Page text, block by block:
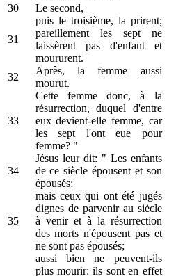
30
Le second,
31
puis le troisième, la prirent;
pareillement les sept ne
laissèrent pas d'enfant et
moururent.
32
Après, la femme aussi
mourut.
33
Cette femme donc, à la
résurrection, duquel d'entre
eux devient-elle femme, car
les sept l'ont eue pour
femme? "
34
Jésus leur dit: " Les enfants
de ce siècle épousent et son
épousés;
35
mais ceux qui ont été jugés
dignes de parvenir au siècle
à venir et à la résurrection
des morts n'épousent pas et
ne sont pas épousés;
aussi bien ne peuvent-ils
plus mourir: ils sont en effet